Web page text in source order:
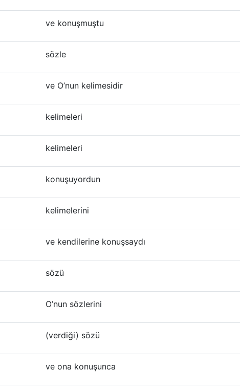
ve konuşmuştu
sözle
ve O’nun kelimesidir
kelimeleri
kelimeleri
konuşuyordun
kelimelerini
ve kendilerine konuşsaydı
sözü
O’nun sözlerini
(verdiği) sözü
ve ona konuşunca